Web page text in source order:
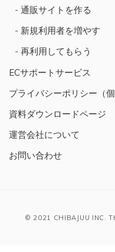
通販サイトを作る
新規利用者を増やす
再利用してもらう
ECサポートサービス
プライバシーポリシー（
資料ダウンロードページ
運営会社について
お問い合わせ
© 2021 CHIBAJUU INC.